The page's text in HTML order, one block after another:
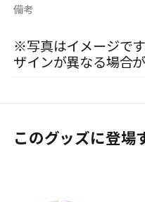
備考
※写真はイメージで
ザインが異なる場合
このグッズに登場